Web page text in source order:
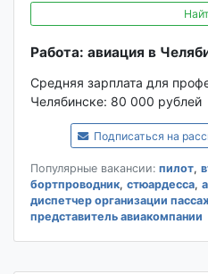
Работа: авиация в
Средняя зарплата для
Челябинске: 80 000 рублей
Подписаться на
Популярные вакансии: пилот,
бортпроводник, стюардесса,
диспетчер организации
представитель авиакомпании